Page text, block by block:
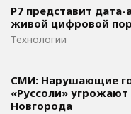
Р7 представит
живой цифровой
Технологии
СМИ: Нарушающие
«Руссоли»
Новгорода